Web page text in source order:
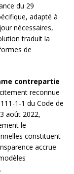
du 29
adapté à
nécessaires,
traduit la
de
contrepartie
reconnue
1-1 du Code de
août 2022,
le
constituent
accrue